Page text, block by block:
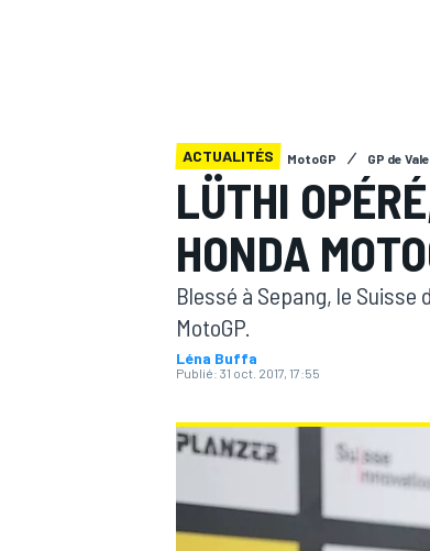
MOTOGP
ACTUALITÉS MotoGP GP de
LÜTHI
HONDA
Blessé à Sepang, le
MotoGP.
Léna Buffa
Publié: 31 oct. 2017, 17:55